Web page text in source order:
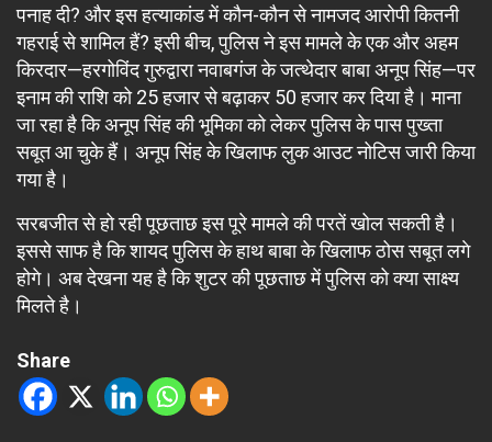
पनाह दी? और इस हत्याकांड में कौन-कौन से नामजद आरोपी कितनी
गहराई से शामिल हैं? इसी बीच, पुलिस ने इस मामले के एक और अहम
किरदार—हरगोविंद गुरुद्वारा नवाबगंज के जत्थेदार बाबा अनूप सिंह—पर
इनाम की राशि को 25 हजार से बढ़ाकर 50 हजार कर दिया है। माना
जा रहा है कि अनूप सिंह की भूमिका को लेकर पुलिस के पास पुख्ता
सबूत आ चुके हैं। अनूप सिंह के खिलाफ लुक आउट नोटिस जारी किया
गया है।
सरबजीत से हो रही पूछताछ इस पूरे मामले की परतें खोल सकती है।
इससे साफ है कि शायद पुलिस के हाथ बाबा के खिलाफ ठोस सबूत लगे
होगे। अब देखना यह है कि शुटर की पूछताछ में पुलिस को क्या साक्ष्य
मिलते है।
Share